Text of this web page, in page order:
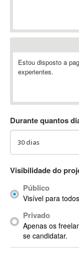
Abstract Window
AC Drives
AC3
ACID Pro
ACPI
ACT
Actian
Actimize
ActionScript
ActionScript 3
Estou disposto a
experientes.
Durante quantos
Visibilidade do
Público
Visível para
Privado
Apenas os
se candidatar.